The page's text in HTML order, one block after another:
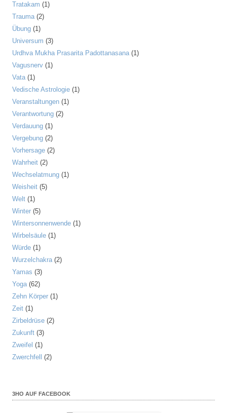
Tratakam (1)
Trauma(2)
Übung (1)
Universum (3)
Urdhva Mukha Prasarita Padottanasana(1)
Vagusnerv (1)
Vata(1)
Vedische Astrologie (1)
Veranstaltungen (1)
Verantwortung (2)
Verdauung (1)
Vergebung (2)
Vorhersage (2)
Wahrheit (2)
Wechselatmung (1)
Weisheit (5)
Welt (1)
Winter (5)
Wintersonnenwende (1)
Wirbelsäule (1)
Würde (1)
Wurzelchakra(2)
Yamas (3)
Yoga(62)
Zehn Körper (1)
Zeit (1)
Zirbeldrüse (2)
Zukunft (3)
Zweifel (1)
Zwerchfell
(2)
3HO AUF FACEBOOK